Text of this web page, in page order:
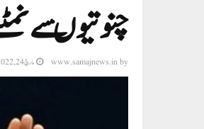
چنوتیوںسے
by
www.samajnews.in مارچ 24, 2022